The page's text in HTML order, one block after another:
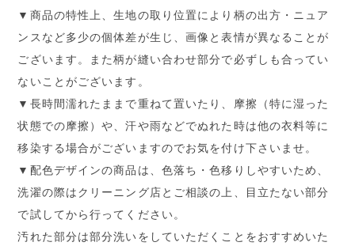
▼商品の特性上、生地の取り位置により柄の出方・ニュア
ンスなど多少の個体差が生じ、画像と表情が異なることが
ございます。また柄が縫い合わせ部分で必ずしも合ってい
ないことがございます。
▼長時間濡れたままで重ねて置いたり、摩擦（特に湿った
状態での摩擦）や、汗や雨などでぬれた時は他の衣料等に
移染する場合がございますのでお気を付け下さいませ。
▼配色デザインの商品は、色落ち・色移りしやすいため、
洗濯の際はクリーニング店とご相談の上、目立たない部分
で試してから行ってください。
汚れた部分は部分洗いをしていただくことをおすすめいた